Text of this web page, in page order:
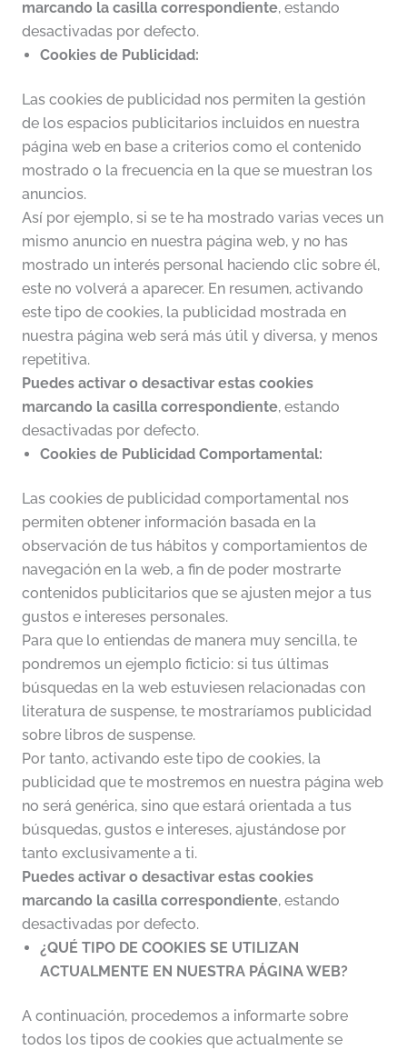
marcando la casilla correspondiente, estando
desactivadas por defecto.
Cookies de Publicidad:
Las cookies de publicidad nos permiten la gestión
de los espacios publicitarios incluidos en nuestra
página web en base a criterios como el contenido
mostrado o la frecuencia en la que se muestran los
anuncios.
Así por ejemplo, si se te ha mostrado varias veces un
mismo anuncio en nuestra página web, y no has
mostrado un interés personal haciendo clic sobre él,
este no volverá a aparecer. En resumen, activando
este tipo de cookies, la publicidad mostrada en
nuestra página web será más útil y diversa, y menos
repetitiva.
Puedes activar o desactivar estas cookies
marcando la casilla correspondiente, estando
desactivadas por defecto.
Cookies de Publicidad Comportamental:
Las cookies de publicidad comportamental nos
permiten obtener información basada en la
observación de tus hábitos y comportamientos de
navegación en la web, a fin de poder mostrarte
contenidos publicitarios que se ajusten mejor a tus
gustos e intereses personales.
Para que lo entiendas de manera muy sencilla, te
pondremos un ejemplo ficticio: si tus últimas
búsquedas en la web estuviesen relacionadas con
literatura de suspense, te mostraríamos publicidad
sobre libros de suspense.
Por tanto, activando este tipo de cookies, la
publicidad que te mostremos en nuestra página web
no será genérica, sino que estará orientada a tus
búsquedas, gustos e intereses, ajustándose por
tanto exclusivamente a ti.
Puedes activar o desactivar estas cookies
marcando la casilla correspondiente, estando
desactivadas por defecto.
¿QUÉ TIPO DE COOKIES SE UTILIZAN
ACTUALMENTE EN NUESTRA PÁGINA WEB?
A continuación, procedemos a informarte sobre
todos los tipos de cookies que actualmente se